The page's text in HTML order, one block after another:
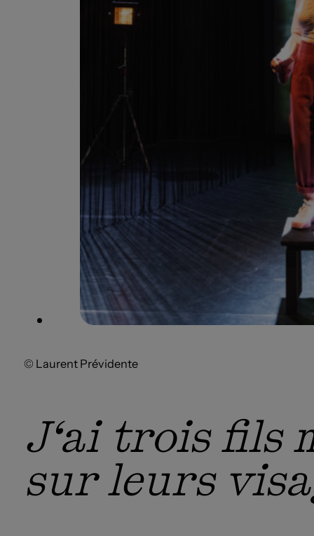
© Laurent Prévidente
J‘ai trois fils
sur leurs